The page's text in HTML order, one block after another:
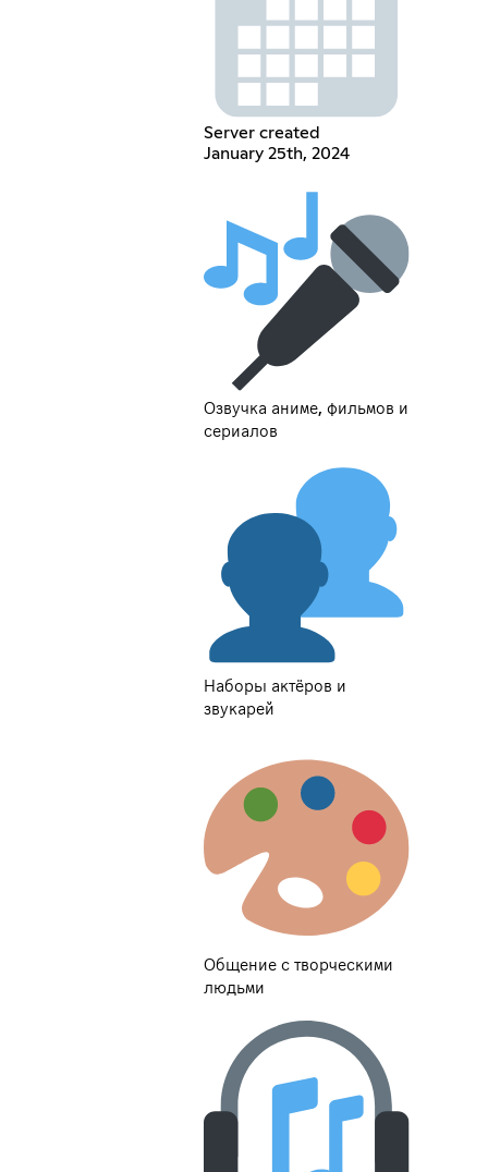
Server created
January 25th, 2024
Озвучка аниме, фильмов и
сериалов
Наборы актёров и
звукарей
Общение с творческими
людьми